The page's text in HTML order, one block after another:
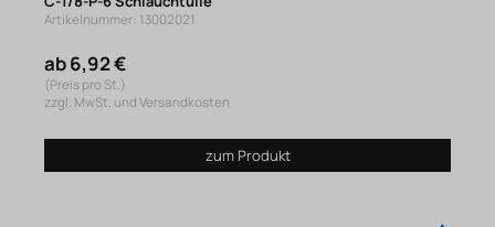
Artikelnummer: 13002021
ab 6,92 €
(Preis pro St.)
zzgl. MwSt. und Versandkosten
zum Produkt